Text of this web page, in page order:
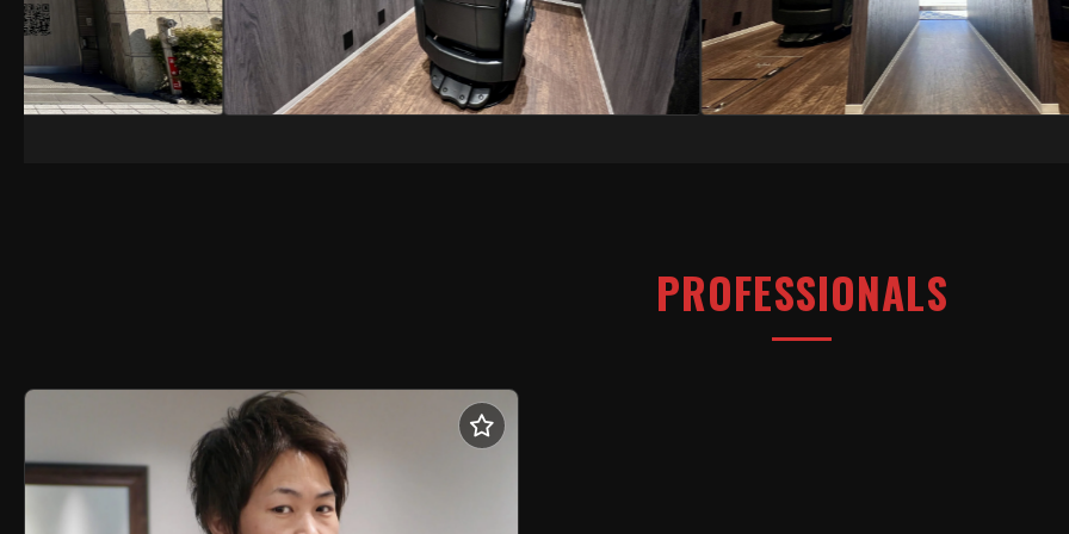
PROFESSIONALS